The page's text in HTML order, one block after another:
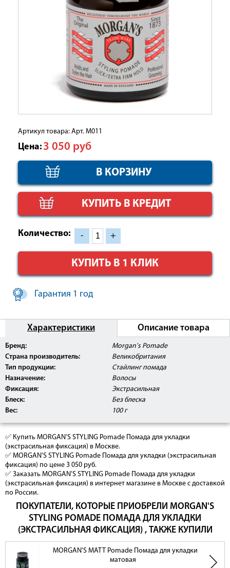
Артикул товара: Арт. М011
Цена: 3 050 руб
КУПИТЬ В КРЕДИТ
Количество: - +
КУПИТЬ В 1 КЛИК
Гарантия 1 год
Характеристики Описание товара
Бренд:
Morgan's Pomade
Страна производитель:
Великобритания
Тип продукции:
Стайлинг помада
Назначение:
Волосы
Фиксация:
Экстрасильная
Блеск:
Без блеска
Вес:
100 г
✅ Купить MORGAN'S STYLING Pomade Помада для укладки
(экстрасильная фиксация) в Москве.
✅ MORGAN'S STYLING Pomade Помада для укладки (экстрасильная
фиксация) по цене 3 050 руб.
✅ Заказать MORGAN'S STYLING Pomade Помада для укладки
(экстрасильная фиксация) в интернет магазине в Москве с доставкой
по России.
ПОКУПАТЕЛИ, КОТОРЫЕ ПРИОБРЕЛИ MORGAN'S
STYLING POMADE ПОМАДА ДЛЯ УКЛАДКИ
(ЭКСТРАСИЛЬНАЯ ФИКСАЦИЯ) , ТАКЖЕ КУПИЛИ
MORGAN'S MATT Pomade Помада для укладки
матовая